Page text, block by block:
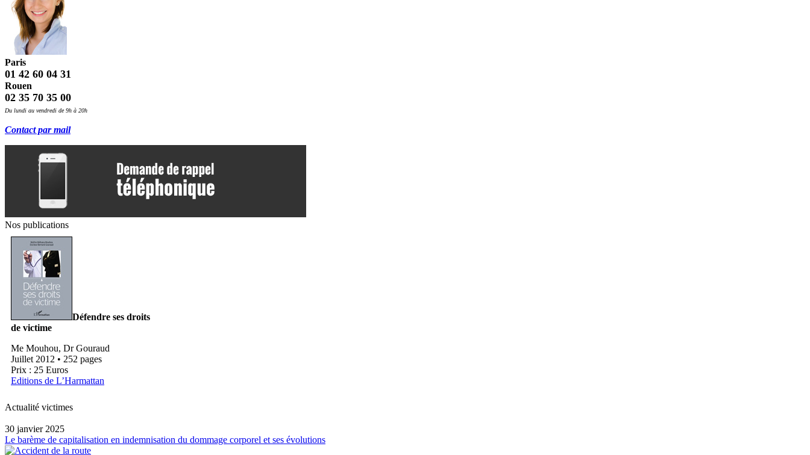
Paris
01 42 60 04 31
Rouen
02 35 70 35 00
Du lundi au vendredi de 9h à 20h
Contact par mail
Nos publications
Défendre ses droits
de victime
Me Mouhou, Dr Gouraud
Juillet 2012 • 252 pages
Prix : 25 Euros
Editions de L’Harmattan
Actualité victimes
30 janvier 2025
Le barème de capitalisation en indemnisation du dommage corporel et ses évolutions